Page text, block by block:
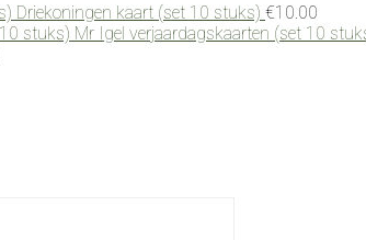
Driekoningen kaart (set 10 stuks) €10.00
Mr Igel verjaardagskaarten (set 10